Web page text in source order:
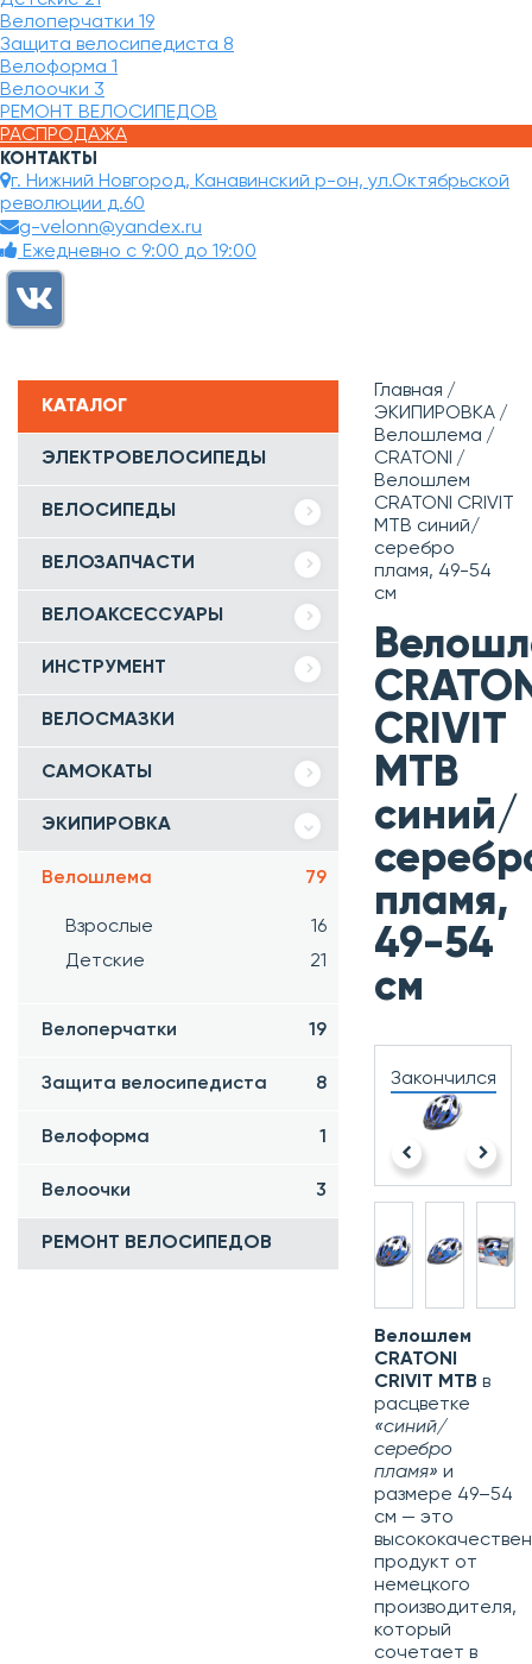
Велоперчатки 19
Защита велосипедиста 8
Велоформа 1
Велоочки 3
РЕМОНТ ВЕЛОСИПЕДОВ
РАСПРОДАЖА
КОНТАКТЫ
г. Нижний Новгород, Канавинский р-он, ул.Октябрьской
революции д.60
g-velonn@yandex.ru
Ежедневно с 9:00 до 19:00
КАТАЛОГ
ЭЛЕКТРОВЕЛОСИПЕДЫ
ВЕЛОСИПЕДЫ
ВЕЛОЗАПЧАСТИ
ВЕЛОАКСЕССУАРЫ
ИНСТРУМЕНТ
ВЕЛОСМАЗКИ
САМОКАТЫ
ЭКИПИРОВКА
Велошлема 79
Взрослые
16
Детские
21
Велоперчатки 19
Защита велосипедиста 8
Велоформа 1
Велоочки 3
РЕМОНТ ВЕЛОСИПЕДОВ
Главная
ЭКИПИРОВКА
Велошлема
CRATONI
Велошлем
CRATONI CRIVIT
MTB синий/
серебро
пламя, 49-54
см
CRIVIT
MTB
синий/
пламя,
49-54
см
Закончился
Велошлем
CRATONI
CRIVIT MTB в
расцветке
«синий/
серебро
пламя» и
размере 49–54
см — это
продукт от
немецкого
производителя,
который
сочетает в